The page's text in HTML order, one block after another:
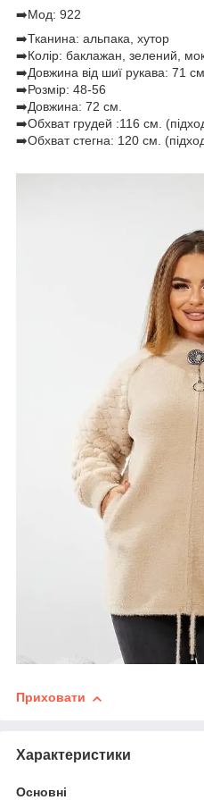
➡️Мод: 922
➡️Тканина: альпака, хутор
➡️Колір: баклажан, зелений,
➡️Довжина від шиї рукава: 71
➡️Розмір: 48-56
➡️Довжина: 72 см.
➡️Обхват грудей :116 см.
➡️Обхват стегна: 120 см.
Приховати
Характеристики
Основні